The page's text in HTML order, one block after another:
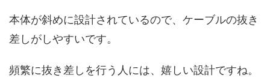
本体が斜めに設計されているので、ケーブルの抜き
差しがしやすいです。
頻繁に抜き差しを行う人には、嬉しい設計ですね。